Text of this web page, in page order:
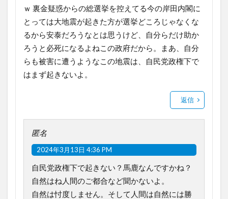
ｗ 裏金疑惑からの総選挙を控えてる今の岸田内閣に
とっては大地震が起きた方が選挙どころじゃなくな
るから安泰だろうなとは思うけど、自分らだけ助か
ろうと必死になるよねこの政府だから。まあ、自分
らも被害に遭うようなこの地震は、自民党政権下で
はまず起きないよ。
返信
匿名
2024年3月13日 4:36 PM
自民党政権下で起きない？馬鹿なんですかね？
自然はね人間のご都合など聞かないよ。
自然は忖度しません。そして人間は自然には勝